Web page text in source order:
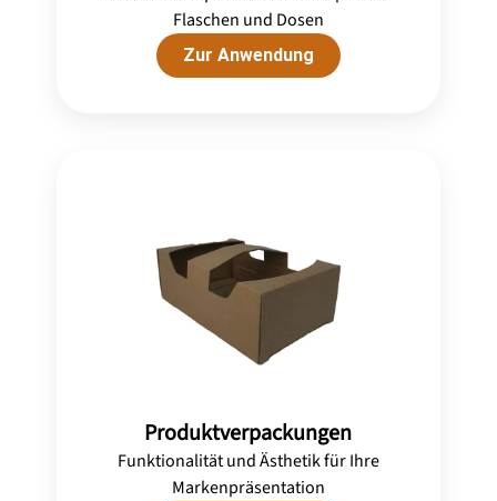
Flaschen und Dosen
Zur Anwendung
Produktverpackungen
Funktionalität und Ästhetik für Ihre
Markenpräsentation